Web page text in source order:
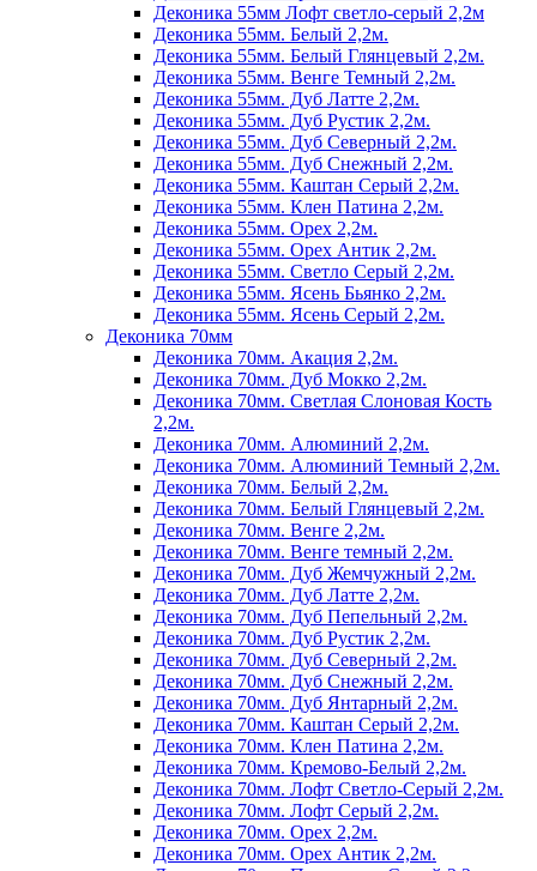
Деконика 55мм Лофт светло-серый 2,2м
Деконика 55мм. Белый 2,2м.
Деконика 55мм. Белый Глянцевый 2,2м.
Деконика 55мм. Венге Темный 2,2м.
Деконика 55мм. Дуб Латте 2,2м.
Деконика 55мм. Дуб Рустик 2,2м.
Деконика 55мм. Дуб Северный 2,2м.
Деконика 55мм. Дуб Снежный 2,2м.
Деконика 55мм. Каштан Серый 2,2м.
Деконика 55мм. Клен Патина 2,2м.
Деконика 55мм. Орех 2,2м.
Деконика 55мм. Орех Антик 2,2м.
Деконика 55мм. Светло Серый 2,2м.
Деконика 55мм. Ясень Бьянко 2,2м.
Деконика 55мм. Ясень Серый 2,2м.
Деконика 70мм
Деконика 70мм. Акация 2,2м.
Деконика 70мм. Дуб Мокко 2,2м.
Деконика 70мм. Светлая Слоновая Кость
2,2м.
Деконика 70мм. Алюминий 2,2м.
Деконика 70мм. Алюминий Темный 2,2м.
Деконика 70мм. Белый 2,2м.
Деконика 70мм. Белый Глянцевый 2,2м.
Деконика 70мм. Венге 2,2м.
Деконика 70мм. Венге темный 2,2м.
Деконика 70мм. Дуб Жемчужный 2,2м.
Деконика 70мм. Дуб Латте 2,2м.
Деконика 70мм. Дуб Пепельный 2,2м.
Деконика 70мм. Дуб Рустик 2,2м.
Деконика 70мм. Дуб Северный 2,2м.
Деконика 70мм. Дуб Снежный 2,2м.
Деконика 70мм. Дуб Янтарный 2,2м.
Деконика 70мм. Каштан Серый 2,2м.
Деконика 70мм. Клен Патина 2,2м.
Деконика 70мм. Кремово-Белый 2,2м.
Деконика 70мм. Лофт Светло-Серый 2,2м.
Деконика 70мм. Лофт Серый 2,2м.
Деконика 70мм. Орех 2,2м.
Деконика 70мм. Орех Антик 2,2м.